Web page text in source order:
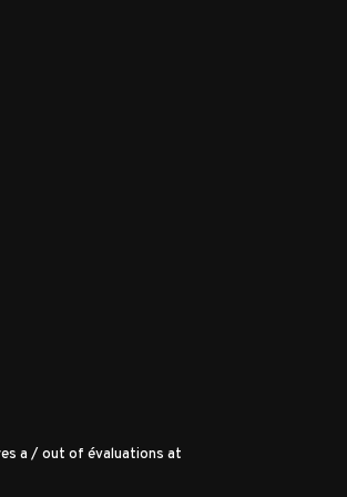
a / out of évaluations at